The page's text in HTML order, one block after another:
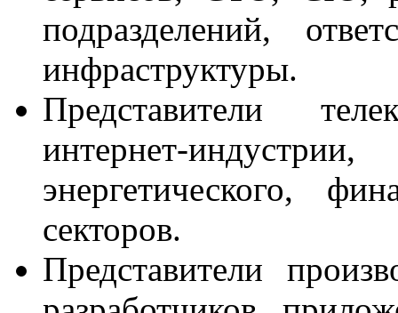
подразделений,
инфраструктуры.
Представители
интернет-
энергетического,
секторов.
Представители